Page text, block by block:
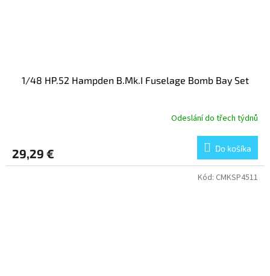
1/48 HP.52 Hampden B.Mk.I Fuselage Bomb Bay Set
Odeslání do třech týdnů
29,29 € Do košíka
Kód: CMKSP4511